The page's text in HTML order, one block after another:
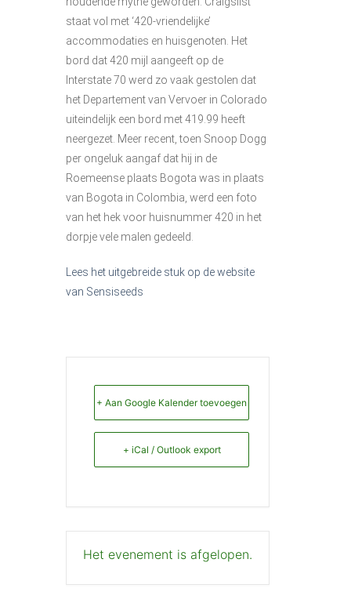
staat vol met ‘420-vriendelijke’
accommodaties en huisgenoten. Het
bord dat 420 mijl aangeeft op de
Interstate 70 werd zo vaak gestolen dat
het Departement van Vervoer in Colorado
uiteindelijk een bord met 419.99 heeft
neergezet. Meer recent, toen Snoop Dogg
per ongeluk aangaf dat hij in de
Roemeense plaats Bogota was in plaats
van Bogota in Colombia, werd een foto
van het hek voor huisnummer 420 in het
dorpje vele malen gedeeld.
Lees het uitgebreide stuk op de website
van Sensiseeds
+ Aan Google Kalender toevoegen
+ iCal / Outlook export
Het evenement is afgelopen.